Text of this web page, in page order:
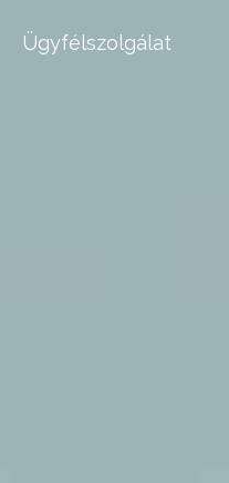
Ügyfélszolgálat